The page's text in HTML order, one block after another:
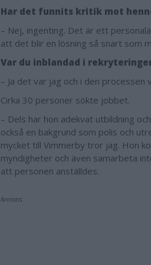
Har det funnits kritik mot
– Nej, ingenting. Det är ett
att det blir en lösning så snart som
Var du inblandad i
– Ja det var jag och i den
Cirka 30 personer sökte jobbet.
– Dels har hon adekvat utbildning
också en bakgrund som polis och
mycket till Vimmerby tror jag. Hon
myndigheter och även samarbeta
att personen anställdes.
Annons: